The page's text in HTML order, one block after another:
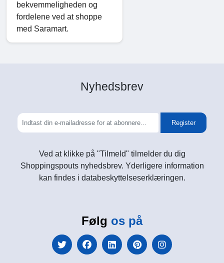
bekvemmeligheden og
fordelene ved at shoppe
med Saramart.
Nyhedsbrev
Register
Ved at klikke på "Tilmeld" tilmelder du dig
Shoppingspouts nyhedsbrev. Yderligere information
kan findes i databeskyttelseserklæringen.
Følg os på